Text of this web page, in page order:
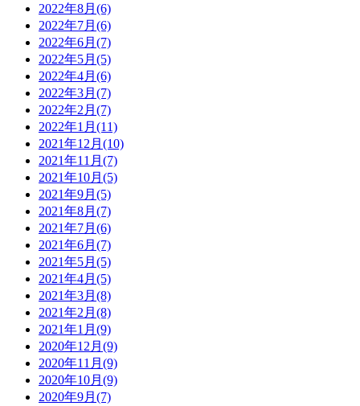
2022年8月(6)
2022年7月(6)
2022年6月(7)
2022年5月(5)
2022年4月(6)
2022年3月(7)
2022年2月(7)
2022年1月(11)
2021年12月(10)
2021年11月(7)
2021年10月(5)
2021年9月(5)
2021年8月(7)
2021年7月(6)
2021年6月(7)
2021年5月(5)
2021年4月(5)
2021年3月(8)
2021年2月(8)
2021年1月(9)
2020年12月(9)
2020年11月(9)
2020年10月(9)
2020年9月(7)